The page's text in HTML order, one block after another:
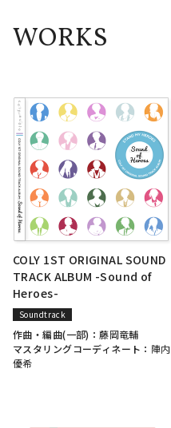
WORKS
COLY 1ST ORIGINAL SOUND
TRACK ALBUM -Sound of
Heroes-
Soundtrack
作曲・編曲(一部)：藤岡竜輔
マスタリングコーディネート： 陣内
優希